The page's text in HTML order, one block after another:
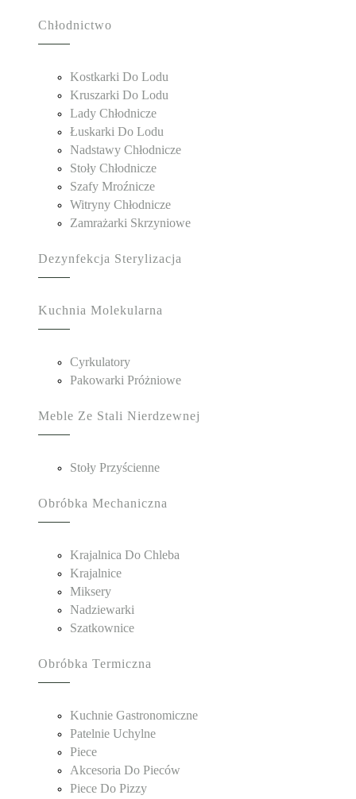
Chłodnictwo
Kostkarki Do Lodu
Kruszarki Do Lodu
Lady Chłodnicze
Łuskarki Do Lodu
Nadstawy Chłodnicze
Stoły Chłodnicze
Szafy Mroźnicze
Witryny Chłodnicze
Zamrażarki Skrzyniowe
Dezynfekcja Sterylizacja
Kuchnia Molekularna
Cyrkulatory
Pakowarki Próżniowe
Meble Ze Stali Nierdzewnej
Stoły Przyścienne
Obróbka Mechaniczna
Krajalnica Do Chleba
Krajalnice
Miksery
Nadziewarki
Szatkownice
Obróbka Termiczna
Kuchnie Gastronomiczne
Patelnie Uchylne
Piece
Akcesoria Do Pieców
Piece Do Pizzy